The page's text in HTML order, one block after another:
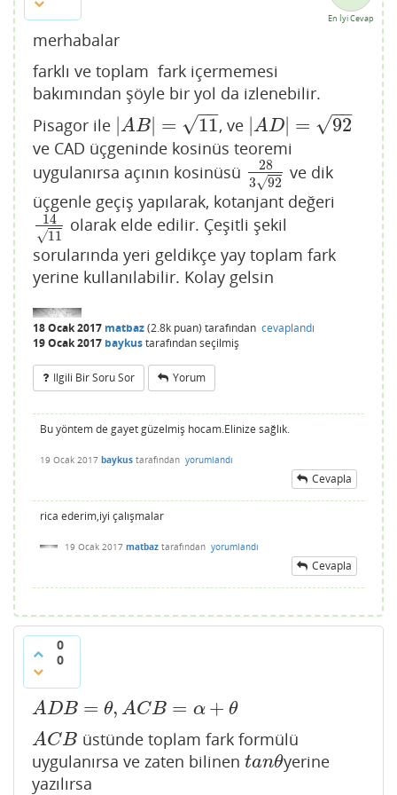
En İyi Cevap
merhabalar
farklı ve toplam fark içermemesi
bakımından şöyle bir yol da izlenebilir.
Pisagor ile AB = 11
−−
√
|AB| 11 , ve AD| = 92
−−
√
|AD| 92
ve CAD üçgeninde kosinüs teoremi
uygulanırsa açının kosinüsü
28
3
92
√
28392 ve dik
üçgenle geçiş yapılarak, kotanjant değeri
14
11
√
1411 olarak elde edilir. Çeşitli şekil
sorularında yeri geldikçe yay toplam fark
yerine kullanılabilir. Kolay gelsin
18 Ocak 2017 matbaz(2.8k puan) tarafından cevaplandı
19 Ocak 2017 baykustarafındanseçilmiş
Ilgili Bir Soru Sor Yorum
Bu yöntem de gayet güzelmiş hocam.Elinize sağlık.
19 Ocak 2017 baykus tarafından yorumlandı
Cevapla
rica ederim,iyi çalışmalar
19 Ocak 2017 matbaz tarafından yorumlandı
Cevapla
0
0
ADB = θ, ACB = α + θ
ADB=θ ,ACB=α+θ
ACB
ACB
üstünde toplam fark formülü
uygulanırsa ve zaten bilinen tanθ
tanθ yerine
yazılırsa